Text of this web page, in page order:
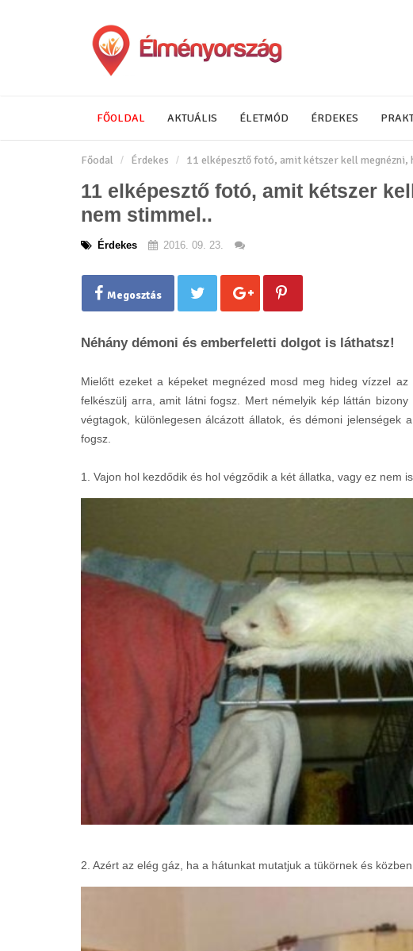
FŐOLDAL AKTUÁLIS ÉLETMÓD ÉRDEKES
Főodal Érdekes 11 elképesztő fotó, amit kétszer kell megnézni,
11 elképesztő fotó, amit kétszer
nem stimmel..
Érdekes 2016. 09. 23.
Megosztás
Néhány démoni és emberfeletti dolgot is láthatsz!
Mielőtt ezeket a képeket megnézed mosd meg hideg vízzel
felkészülj arra, amit látni fogsz. Mert némelyik kép láttán
végtagok, különlegesen álcázott állatok, és démoni jelenségek
fogsz.
1. Vajon hol kezdődik és hol végződik a két állatka, vagy ez nem
2. Azért az elég gáz, ha a hátunkat mutatjuk a tükörnek és